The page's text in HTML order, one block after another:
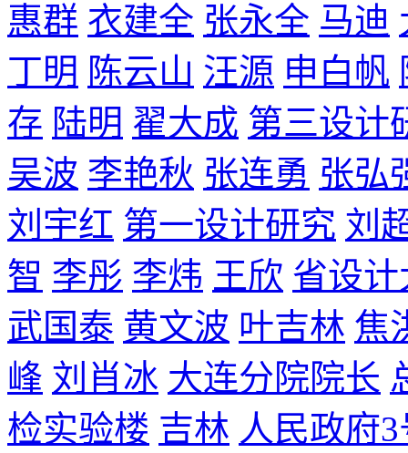
惠群 衣建全 张永全 马迪
丁明 陈云山 汪源 申白帆
存 陆明 翟大成 第三设计
吴波 李艳秋 张连勇 张弘
刘宇红 第一设计研究 刘
智 李彤 李炜 王欣 省设计
武国泰 黄文波 叶吉林 焦
峰 刘肖冰 大连分院院长
检实验楼 吉林 人民政府